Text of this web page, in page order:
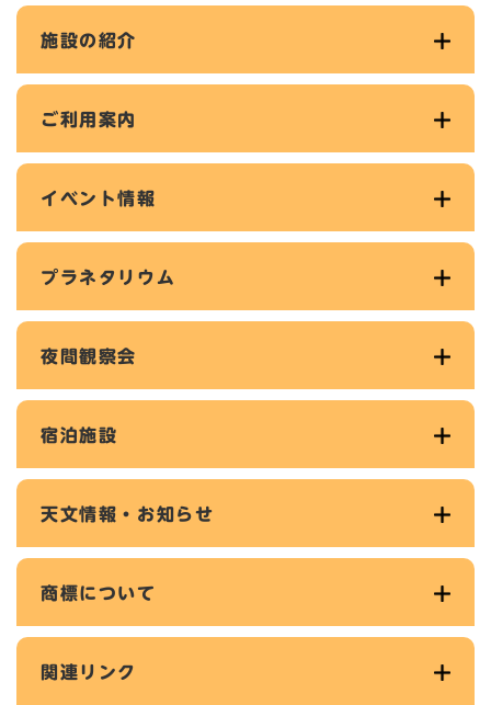
施設の紹介
ご利用案内
イベント情報
プラネタリウム
夜間観察会
宿泊施設
天文情報・お知らせ
商標について
関連リンク